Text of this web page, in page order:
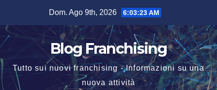
contenuto
Dom. Ago 9th, 2026 6:03:24 AM
Blog Franchising
Tutto sui nuovi franchising - Informazioni su una
nuova attività